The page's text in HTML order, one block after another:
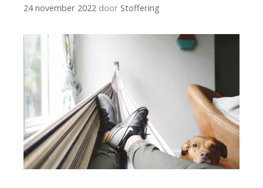
24 november 2022 door Stoffering